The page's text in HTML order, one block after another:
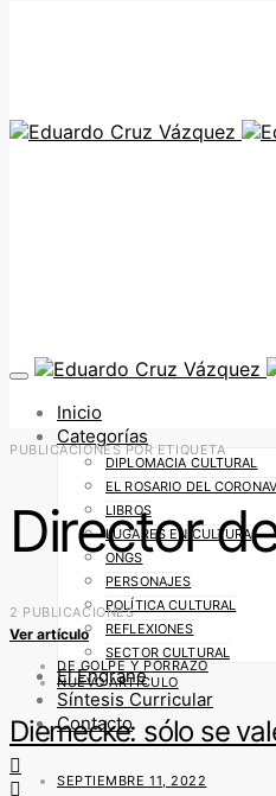
Inicio
Categorías
DIPLOMACIA CULTURAL
EL ROSARIO DEL
LIBROS
LUGARES EN CULTURA
ONGS
PERSONAJES
POLÍTICA CULTURAL
REFLEXIONES
SECTOR CULTURAL
El Engrane
Síntesis Curricular
Contacto
PUBLICACIONES POR ETIQUETA
Director
2 PUBLICACIONES
Ver artículo
DE GOLPE Y PORRAZO
NUEVO ARTÍCULO
Diemecke: sólo se
SEPTIEMBRE 11, 2022